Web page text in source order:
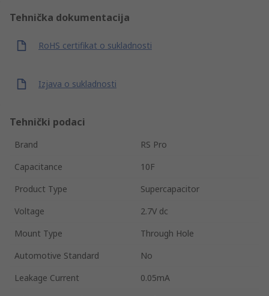
Tehnička dokumentacija
RoHS certifikat o sukladnosti
Izjava o sukladnosti
Tehnički podaci
Brand
RS Pro
Capacitance
10F
Product Type
Supercapacitor
Voltage
2.7V dc
Mount Type
Through Hole
Automotive Standard
No
Leakage Current
0.05mA